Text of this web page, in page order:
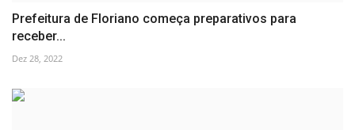
Prefeitura de Floriano começa preparativos para
receber...
Dez 28, 2022